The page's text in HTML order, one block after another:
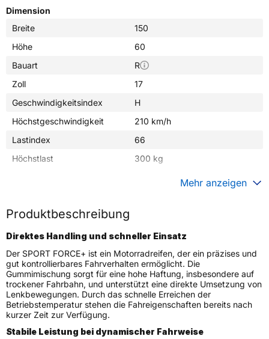
Dimension
Breite
150
Höhe
60
Bauart
R
Zoll
17
Geschwindigkeitsindex
H
Höchstgeschwindigkeit
210 km/h
Lastindex
66
Höchstlast
300 kg
Verwendung
Modellname
SPORT FORCE+
Reifenposition
Rear
Motorradtyp
Super Sport
Weitere Eigenschaften
Schlauchtyp
Zustand
Neureifen
Mehr anzeigen
Produktbeschreibung
Direktes Handling und schneller Einsatz
Der SPORT FORCE+ ist ein Motorradreifen, der ein präzises und
gut kontrollierbares Fahrverhalten ermöglicht. Die
Gummimischung sorgt für eine hohe Haftung, insbesondere auf
trockener Fahrbahn, und unterstützt eine direkte Umsetzung von
Lenkbewegungen. Durch das schnelle Erreichen der
Betriebstemperatur stehen die Fahreigenschaften bereits nach
kurzer Zeit zur Verfügung.
Stabile Leistung bei dynamischer Fahrweise